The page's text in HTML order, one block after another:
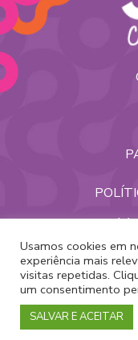
Desenvolvido por
Usamos cookies em
experiência mais
visitas repetidas.
um consentimento
SALVAR E ACEITAR